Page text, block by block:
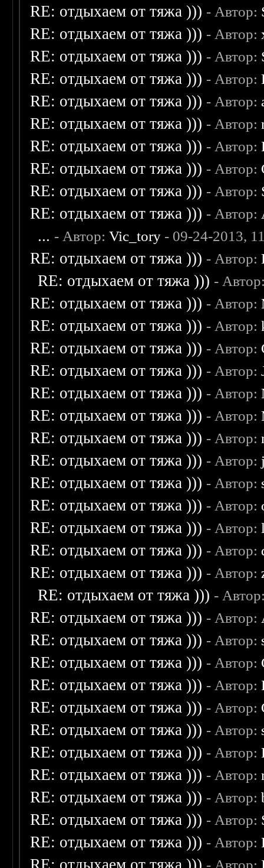
RE: отдыхаем от тяжа ))) - Автор:
RE: отдыхаем от тяжа ))) - Автор:
RE: отдыхаем от тяжа ))) - Автор:
RE: отдыхаем от тяжа ))) - Автор:
RE: отдыхаем от тяжа ))) - Автор:
RE: отдыхаем от тяжа ))) - Автор:
RE: отдыхаем от тяжа ))) - Автор:
RE: отдыхаем от тяжа ))) - Автор:
RE: отдыхаем от тяжа ))) - Автор:
RE: отдыхаем от тяжа ))) - Автор:
... - Автор:Vic_tory - 09-24-2013,
RE: отдыхаем от тяжа ))) - Автор:
RE: отдыхаем от тяжа ))) -
RE: отдыхаем от тяжа ))) - Автор:
RE: отдыхаем от тяжа ))) - Автор:
RE: отдыхаем от тяжа ))) - Автор:
RE: отдыхаем от тяжа ))) - Автор:
RE: отдыхаем от тяжа ))) - Автор:
RE: отдыхаем от тяжа ))) - Автор:
RE: отдыхаем от тяжа ))) - Автор:
RE: отдыхаем от тяжа ))) - Автор:
RE: отдыхаем от тяжа ))) - Автор:
RE: отдыхаем от тяжа ))) - Автор:
RE: отдыхаем от тяжа ))) - Автор:
RE: отдыхаем от тяжа ))) - Автор:
RE: отдыхаем от тяжа ))) - Автор:
RE: отдыхаем от тяжа ))) -
RE: отдыхаем от тяжа ))) - Автор:
RE: отдыхаем от тяжа ))) - Автор:
RE: отдыхаем от тяжа ))) - Автор:
RE: отдыхаем от тяжа ))) - Автор:
RE: отдыхаем от тяжа ))) - Автор:
RE: отдыхаем от тяжа ))) - Автор:
RE: отдыхаем от тяжа ))) - Автор:
RE: отдыхаем от тяжа ))) - Автор:
RE: отдыхаем от тяжа ))) - Автор:
RE: отдыхаем от тяжа ))) - Автор:
RE: отдыхаем от тяжа ))) - Автор:
- Автор: